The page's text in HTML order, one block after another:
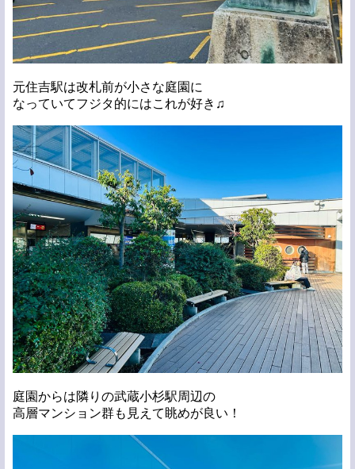
元住吉駅は改札前が小さな庭園に
なっていてフジタ的にはこれが好き♫
庭園からは隣りの武蔵小杉駅周辺の
高層マンション群も見えて眺めが良い！